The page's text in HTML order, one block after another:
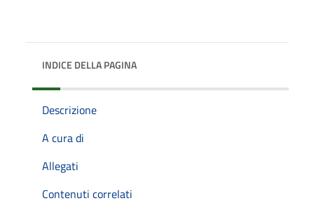
INDICE DELLA PAGINA
Descrizione
A cura di
Allegati
Contenuti correlati